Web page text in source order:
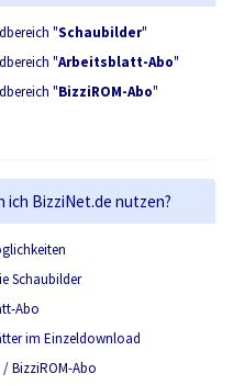
"Schaubilder"
"Arbeitsblatt-Abo"
"BizziROM-Abo"
ich BizziNet.de nutzen?
Schaubilder
Abo
im Einzeldownload
/ BizziROM-Abo